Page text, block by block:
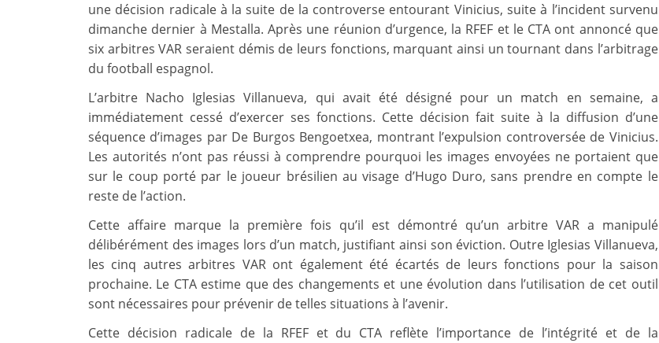
une décision radicale à la suite de la controverse entourant Vinicius, suite à l’incident survenu
dimanche dernier à Mestalla. Après une réunion d’urgence, la RFEF et le CTA ont annoncé que
six arbitres VAR seraient démis de leurs fonctions, marquant ainsi un tournant dans l’arbitrage
du football espagnol.
L’arbitre Nacho Iglesias Villanueva, qui avait été désigné pour un match en semaine, a
immédiatement cessé d’exercer ses fonctions. Cette décision fait suite à la diffusion d’une
séquence d’images par De Burgos Bengoetxea, montrant l’expulsion controversée de Vinicius.
Les autorités n’ont pas réussi à comprendre pourquoi les images envoyées ne portaient que
sur le coup porté par le joueur brésilien au visage d’Hugo Duro, sans prendre en compte le
reste de l’action.
Cette affaire marque la première fois qu’il est démontré qu’un arbitre VAR a manipulé
délibérément des images lors d’un match, justifiant ainsi son éviction. Outre Iglesias Villanueva,
les cinq autres arbitres VAR ont également été écartés de leurs fonctions pour la saison
prochaine. Le CTA estime que des changements et une évolution dans l’utilisation de cet outil
sont nécessaires pour prévenir de telles situations à l’avenir.
Cette décision radicale de la RFEF et du CTA reflète l’importance de l’intégrité et de la